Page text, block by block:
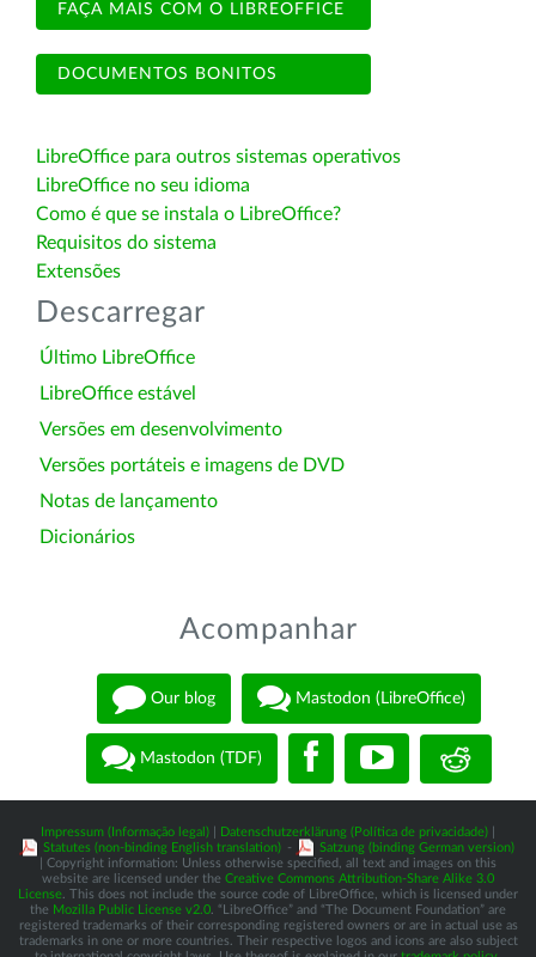
FAÇA MAIS COM O LIBREOFFICE
DOCUMENTOS BONITOS
LibreOffice para outros sistemas operativos
LibreOffice no seu idioma
Como é que se instala o LibreOffice?
Requisitos do sistema
Extensões
Descarregar
Último LibreOffice
LibreOffice estável
Versões em desenvolvimento
Versões portáteis e imagens de DVD
Notas de lançamento
Dicionários
Acompanhar
Our blog Mastodon (LibreOffice)
Mastodon (TDF)
Impressum (Informação legal) Datenschutzerklärung (Política de privacidade)
Statutes (non-binding English translation) -
Satzung (binding German version)
| Copyright information: Unless otherwise specified, all text and images on this
website are licensed under the Creative Commons Attribution-Share Alike 3.0
License . This does not include the source code of LibreOffice, which is licensed under
the Mozilla Public License v2.0 . “LibreOffice” and “The Document Foundation” are
registered trademarks of their corresponding registered owners or are in actual use as
trademarks in one or more countries. Their respective logos and icons are also subject